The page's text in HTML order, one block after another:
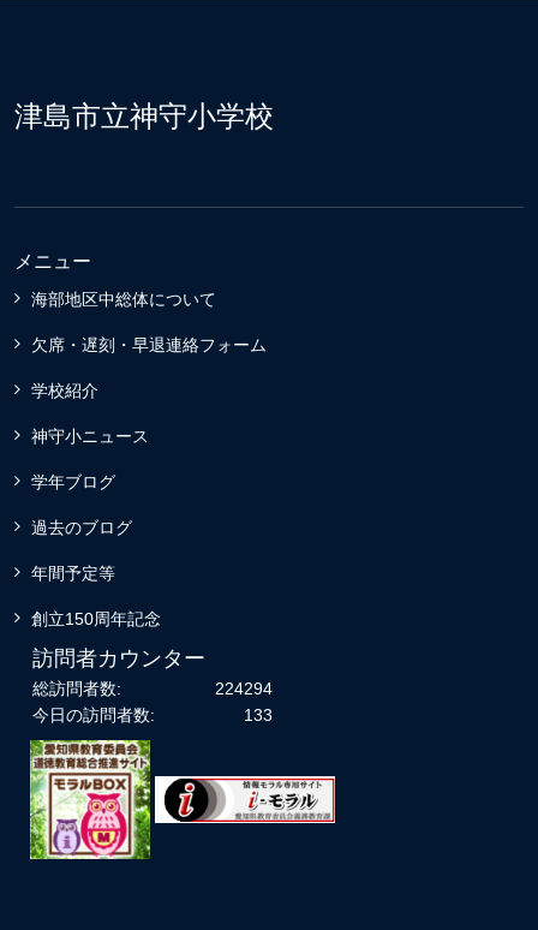
津島市立神守小学校
メニュー
海部地区中総体について
欠席・遅刻・早退連絡フォーム
学校紹介
神守小ニュース
学年ブログ
過去のブログ
年間予定等
創立150周年記念
訪問者カウンター
224294
総訪問者数:
133
今日の訪問者数: